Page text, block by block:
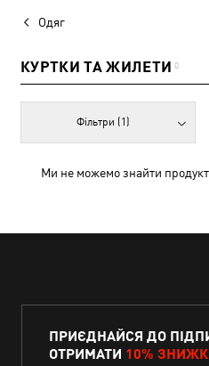
Одяг
КУРТКИ ТА ЖИЛЕТИ 0
Фільтри (1)
Ми не можемо знайти
ПРИЄДНАЙСЯ ДО
ОТРИМАТИ 10%